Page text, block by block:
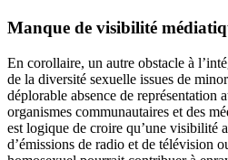
Manque de visibilité
En corollaire, un autre obstacle à
de la diversité sexuelle issues de
déplorable absence de représentation
organismes communautaires et des
est logique de croire qu’une visibilité
d’émissions de radio et de télévision